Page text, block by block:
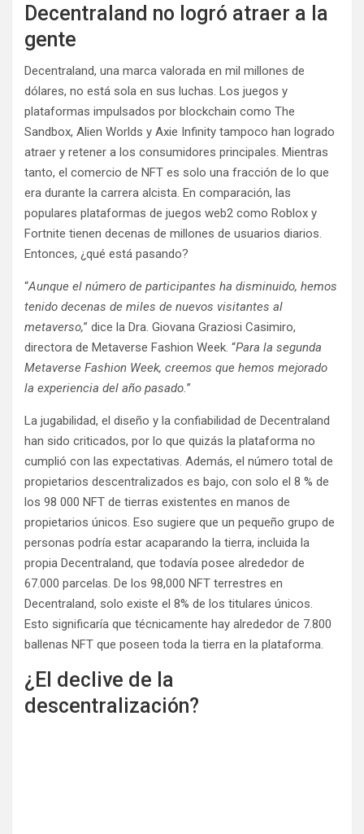
Decentraland no logró atraer a la
gente
Decentraland, una marca valorada en mil millones de
dólares, no está sola en sus luchas. Los juegos y
plataformas impulsados ​​por blockchain como The
Sandbox, Alien Worlds y Axie Infinity tampoco han logrado
atraer y retener a los consumidores principales. Mientras
tanto, el comercio de NFT es solo una fracción de lo que
era durante la carrera alcista. En comparación, las
populares plataformas de juegos web2 como Roblox y
Fortnite tienen decenas de millones de usuarios diarios.
Entonces, ¿qué está pasando?
“Aunque el número de participantes ha disminuido, hemos
tenido decenas de miles de nuevos visitantes al
metaverso,” dice la Dra. Giovana Graziosi Casimiro,
directora de Metaverse Fashion Week. “Para la segunda
Metaverse Fashion Week, creemos que hemos mejorado
la experiencia del año pasado.”
La jugabilidad, el diseño y la confiabilidad de Decentraland
han sido criticados, por lo que quizás la plataforma no
cumplió con las expectativas. Además, el número total de
propietarios descentralizados es bajo, con solo el 8 % de
los 98 000 NFT de tierras existentes en manos de
propietarios únicos. Eso sugiere que un pequeño grupo de
personas podría estar acaparando la tierra, incluida la
propia Decentraland, que todavía posee alrededor de
67.000 parcelas. De los 98,000 NFT terrestres en
Decentraland, solo existe el 8% de los titulares únicos.
Esto significaría que técnicamente hay alrededor de 7.800
ballenas NFT que poseen toda la tierra en la plataforma.
¿El declive de la
descentralización?